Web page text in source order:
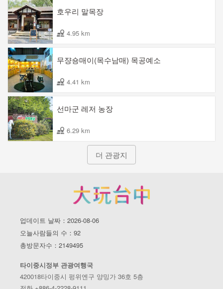
호우리 말목장
4.95 km
무쟝숑매이(목수남매) 목공예소
4.41 km
선마군 레저 농장
6.29 km
더 관광지
업데이트 날짜：2026-08-06
오늘사람들의 수：92
총방문자수：2149495
타이중시정부 관광여행국
420018타이중시 펑위엔구 양밍가 36호 5층